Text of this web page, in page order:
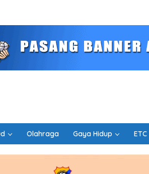
Olahraga Gaya Hidup ETC